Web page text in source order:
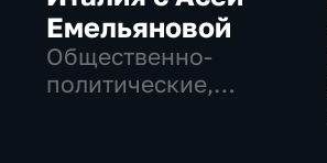
Емельяновой
Общественно-
политические,